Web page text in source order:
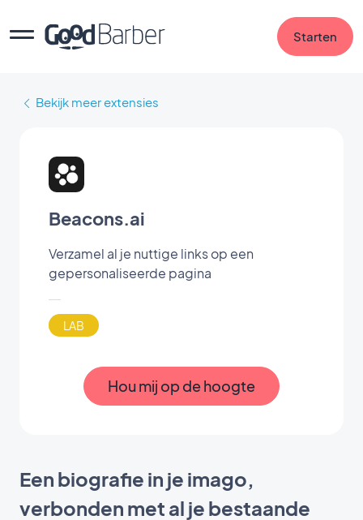
Starten
Bekijk meer extensies
Beacons.ai
Verzamel al je nuttige links op een
gepersonaliseerde pagina
LAB
Hou mij op de hoogte
Een biografie in je imago,
verbonden met al je bestaande